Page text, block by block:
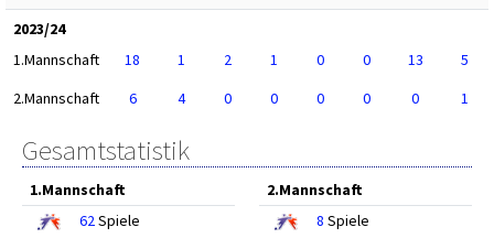
2023/24
1.Mannschaft
18 1 2 1 0 0 13
5
2.Mannschaft
6 4 0 0 0 0 0 1
Gesamtstatistik
1.Mannschaft
62Spiele
2.Mannschaft
8 Spiele